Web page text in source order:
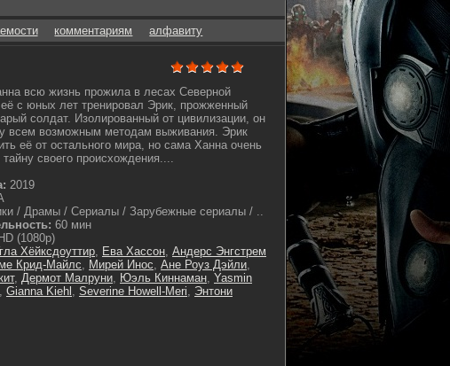
комментариям алфавиту
всю жизнь прожила в лесах Северной
с юных лет тренировал Эрик, прожженный
солдат. Изолированный от цивилизации, он
всем возможным методам выживания. Эрик
её от остального мира, но сама Ханна очень
тайну своего происхождения....
2019
/ Драмы / Сериалы / Зарубежные сериалы / ..
60 мин
(1080p)
Хёйксдоуттир, Ева Хассон, Андерс Энгстрем
Крид-Майлс, Мирей Инос, Ане Роуз Дэйли,
, Дермот Малруни, Юэль Киннаман, Yasmin
, Gianna Kiehl , Severine Howell-Meri, Энтони